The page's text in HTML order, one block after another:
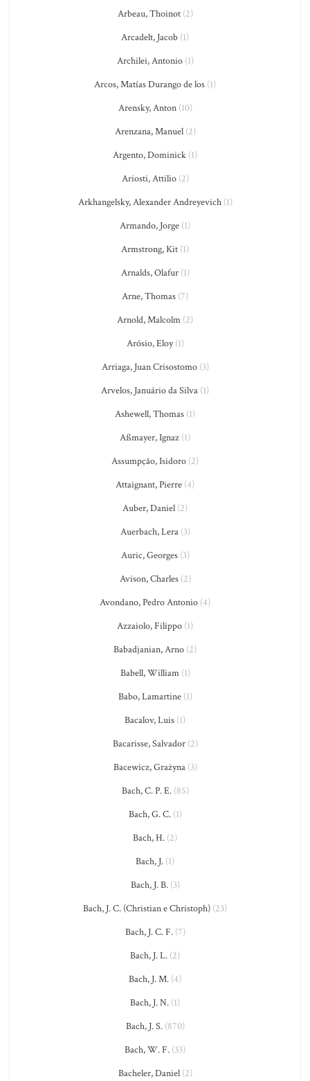
Arbeau, Thoinot(2)
Arcadelt, Jacob (1)
Archilei, Antonio(1)
Arcos, Matías Durango de los (1)
Arensky, Anton(10)
Arenzana, Manuel(2)
Argento, Dominick (1)
Ariosti, Attilio(2)
Arkhangelsky, Alexander Andreyevich(1)
Armando, Jorge (1)
Armstrong, Kit (1)
Arnalds, Olafur(1)
Arne, Thomas (7)
Arnold, Malcolm (2)
Arósio, Eloy(1)
Arriaga, Juan Crisostomo(3)
Arvelos, Januário da Silva (1)
Ashewell, Thomas (1)
Aßmayer, Ignaz (1)
Assumpção, Isidoro (2)
Attaignant, Pierre (4)
Auber, Daniel (2)
Auerbach, Lera(3)
Auric, Georges(3)
Avison, Charles(2)
Avondano, Pedro Antonio (4)
Azzaiolo, Filippo (1)
Babadjanian, Arno (2)
Babell, William(1)
Babo, Lamartine(1)
Bacalov, Luis (1)
Bacarisse, Salvador(2)
Bacewicz, Grażyna(3)
Bach, C. P. E.(85)
Bach, G. C.(1)
Bach, H. (2)
Bach, J. (1)
Bach, J. B.(3)
Bach, J. C. (Christian e Christoph) (23)
Bach, J. C. F.(7)
Bach, J. L. (2)
Bach, J. M. (4)
Bach, J. N. (1)
Bach, J. S.(870)
Bach, W. F. (33)
Bacheler, Daniel(2)